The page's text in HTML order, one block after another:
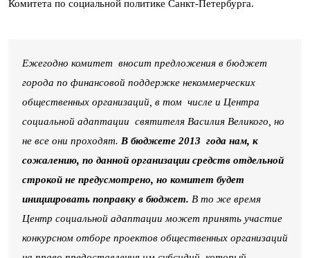
Комитета по социальной политике Санкт-Петербурга.
Ежегодно комитет вносит предложения в бюджет
города по финансовой поддержке некоммерческих
общественных организаций, в том числе и Центра
социальной адаптации святителя Василия Великого, но
не все они проходят. В бюджете 2013 года нам, к
сожалению, по данной организации средств отдельной
строкой не предусмотрено, но комитет будет
инициировать поправку в бюджет. В то же время
Центр социальной адаптации может принять участие
конкурсном отборе проектов общественных организаций